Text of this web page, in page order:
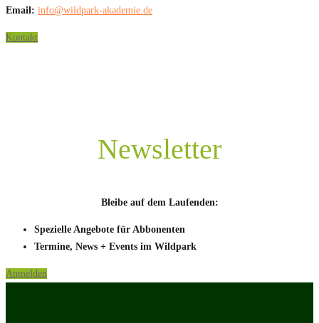
Email: info@wildpark-akademie.de
Kontakt
Newsletter
Bleibe auf dem Laufenden:
Spezielle Angebote für Abbonenten
Termine, News + Events im Wildpark
Anmelden